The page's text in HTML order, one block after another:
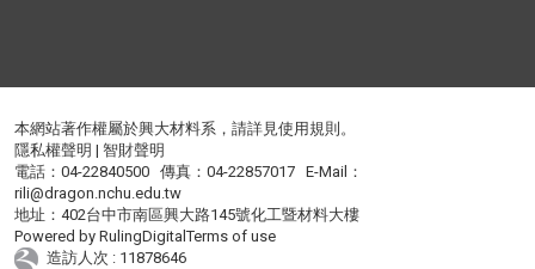
本網站著作權屬於興大材料系，請詳見使用規則 。
隱私權聲明 |智財聲明
電話：04-22840500 傳真：04-22857017 E-Mail：
rili@dragon.nchu.edu.tw
地址：402台中市南區興大路145號化工暨材料大樓
Powered byRulingDigitalTerms of use
造訪人次 : 11878646